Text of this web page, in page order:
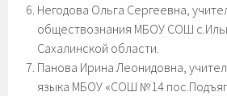
Негодова Ольга Сергеевна,
обществознания МБОУ СОШ
Сахалинской области.
Панова Ирина Леонидовна,
языка МБОУ «СОШ №14